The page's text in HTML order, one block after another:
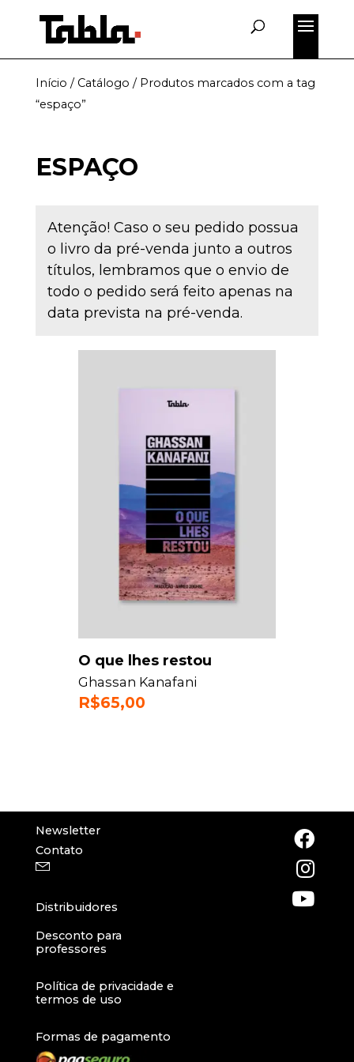
Início / Catálogo / Produtos marcados com a tag
“espaço”
ESPAÇO
Atenção! Caso o seu pedido possua
o livro da pré-venda junto a outros
títulos, lembramos que o envio de
todo o pedido será feito apenas na
data prevista na pré-venda.
O que lhes restou
Ghassan Kanafani
R$65,00
Newsletter
Contato
Distribuidores
Desconto para
professores
Política de privacidade e
termos de uso
Formas de pagamento